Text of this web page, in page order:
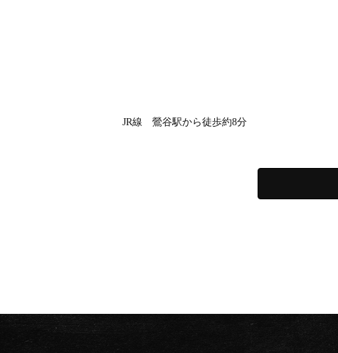
JR線 鶯谷駅から徒歩約8分